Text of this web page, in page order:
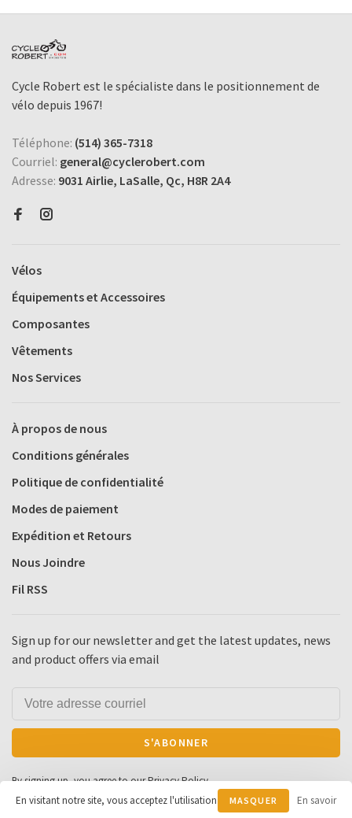
Cycle Robert est le spécialiste dans le positionnement de
vélo depuis 1967!
Téléphone: (514) 365-7318
Courriel: general@cyclerobert.com
Adresse: 9031 Airlie, LaSalle, Qc, H8R 2A4
Vélos
Équipements et Accessoires
Composantes
Vêtements
Nos Services
À propos de nous
Conditions générales
Politique de confidentialité
Modes de paiement
Expédition et Retours
Nous Joindre
Fil RSS
Sign up for our newsletter and get the latest updates, news
and product offers via email
S'ABONNER
By signing up, you agree to our Privacy Policy.
En visitant notre site, vous acceptez l'utilisation
MASQUER
En savoir